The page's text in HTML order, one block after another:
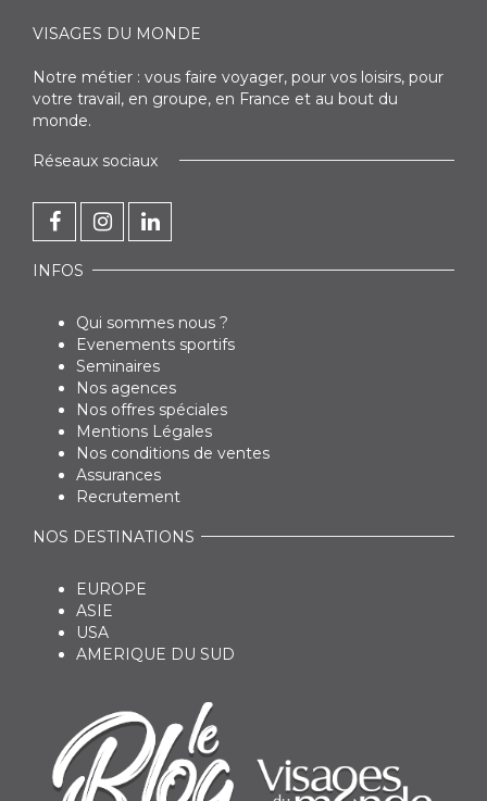
VISAGES DU MONDE
Notre métier : vous faire voyager, pour vos loisirs, pour
votre travail, en groupe, en France et au bout du
monde.
Réseaux sociaux
INFOS
Qui sommes nous ?
Evenements sportifs
Seminaires
Nos agences
Nos offres spéciales
Mentions Légales
Nos conditions de ventes
Assurances
Recrutement
NOS DESTINATIONS
EUROPE
ASIE
USA
AMERIQUE DU SUD